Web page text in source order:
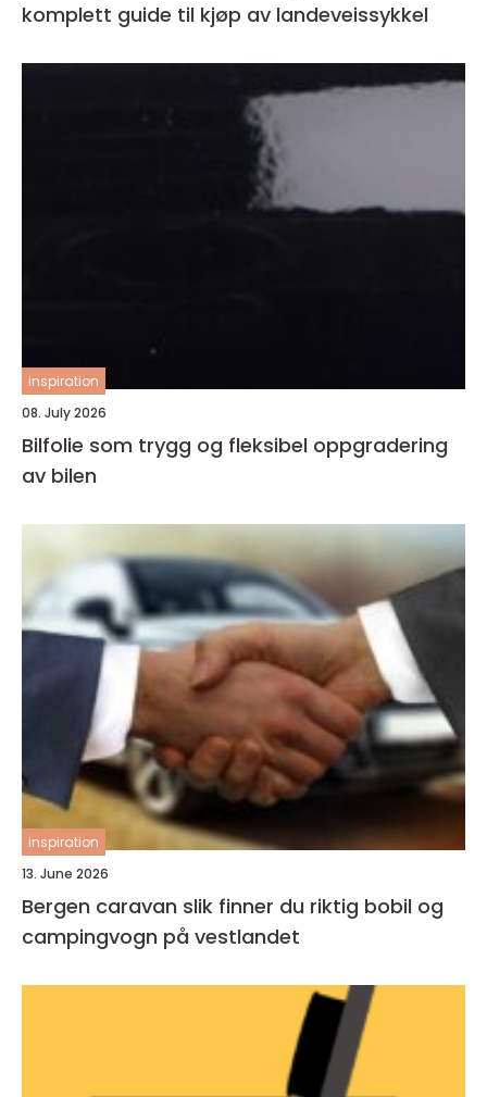
komplett guide til kjøp av landeveissykkel
inspiration
08. July 2026
Bilfolie som trygg og fleksibel oppgradering
av bilen
inspiration
13. June 2026
Bergen caravan slik finner du riktig bobil og
campingvogn på vestlandet